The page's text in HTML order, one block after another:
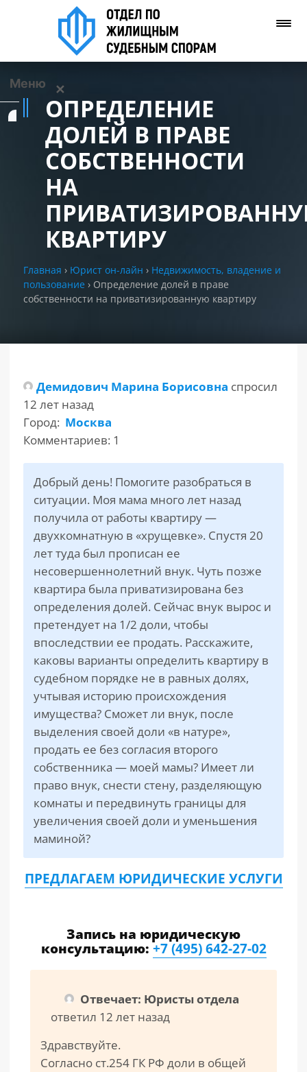
Меню ✕
Задать вопрос
Позвонить нам
ОПРЕДЕЛЕНИЕ
ДОЛЕЙ В ПРАВЕ
СОБСТВЕННОСТИ
НА
КВАРТИРУ
Главная › Юрист он-лайн › Недвижимость, владение и
пользование › Определение долей в праве
собственности на приватизированную квартиру
Демидович Марина Борисовна спросил
12 лет назад
Город: Москва
Комментариев: 1
Добрый день! Помогите разобраться в
ситуации. Моя мама много лет назад
получила от работы квартиру —
двухкомнатную в «хрущевке». Спустя 20
лет туда был прописан ее
несовершеннолетний внук. Чуть позже
квартира была приватизирована без
определения долей. Сейчас внук вырос и
претендует на 1/2 доли, чтобы
впоследствии ее продать. Расскажите,
каковы варианты определить квартиру в
судебном порядке не в равных долях,
учтывая историю происхождения
имущества? Сможет ли внук, после
выделения своей доли «в натуре»,
продать ее без согласия второго
собственника — моей мамы? Имеет ли
право внук, снести стену, разделяющую
комнаты и передвинуть границы для
увеличения своей доли и уменьшения
маминой?
ПРЕДЛАГАЕМ ЮРИДИЧЕСКИЕ УСЛУГИ
Запись на юридическую
консультацию:+7 (495) 642-27-02
Отвечает: Юристы отдела
ответил 12 лет назад
Здравствуйте.
Согласно ст.254 ГК РФ доли в общей